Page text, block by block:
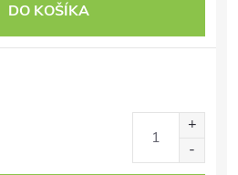
DO KOŠÍKA